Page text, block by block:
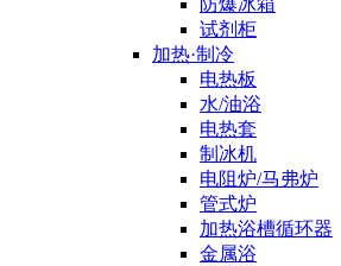
防爆冰箱
试剂柜
加热·制冷
电热板
水/油浴
电热套
制冰机
电阻炉/马弗炉
管式炉
加热浴槽循环器
金属浴